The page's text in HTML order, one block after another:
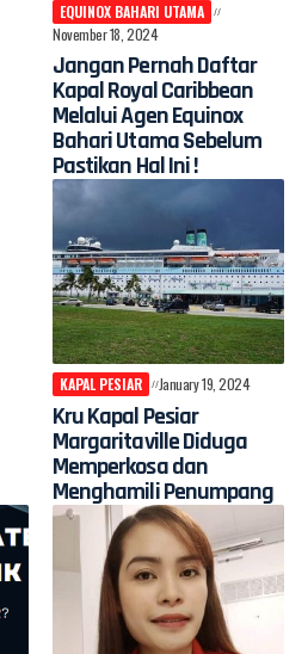
EQUINOX BAHARI UTAMA
November 18, 2024
Jangan Pernah Daftar
Kapal Royal Caribbean
Melalui Agen Equinox
Bahari Utama Sebelum
Pastikan Hal Ini !
KAPAL PESIAR January 19, 2024
Kru Kapal Pesiar
Margaritaville Diduga
Memperkosa dan
Menghamili Penumpang